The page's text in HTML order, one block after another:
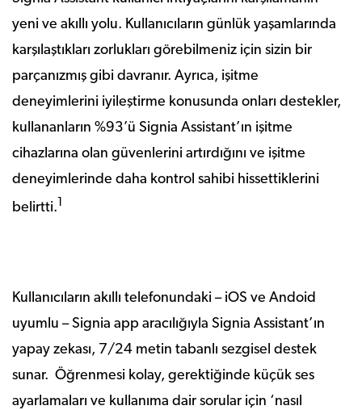
yeni ve akıllı yolu. Kullanıcıların günlük yaşamlarında
karşılaştıkları zorlukları görebilmeniz için sizin bir
parçanızmış gibi davranır. Ayrıca, işitme
deneyimlerini iyileştirme konusunda onları destekler,
kullananların %93’ü Signia Assistant’ın işitme
cihazlarına olan güvenlerini artırdığını ve işitme
deneyimlerinde daha kontrol sahibi hissettiklerini
belirtti. 1
Kullanıcıların akıllı telefonundaki – iOS ve Andoid
uyumlu – Signia app aracılığıyla Signia Assistant’ın
yapay zekası, 7/24 metin tabanlı sezgisel destek
sunar. Öğrenmesi kolay, gerektiğinde küçük ses
ayarlamaları ve kullanıma dair sorular için ‘nasıl